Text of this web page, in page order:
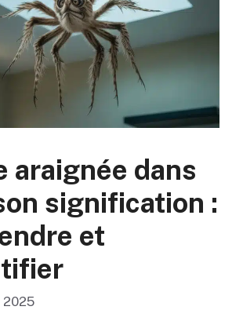
araignée dans
signification :
et
2025